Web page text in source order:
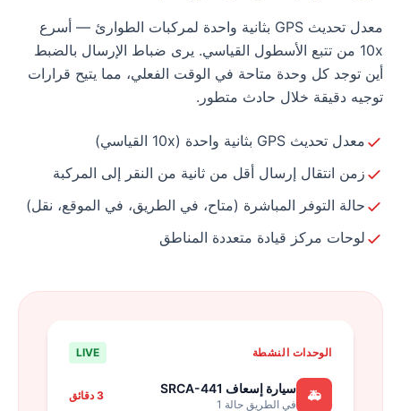
معدل تحديث GPS بثانية واحدة لمركبات الطوارئ — أسرع
10x من تتبع الأسطول القياسي. يرى ضباط الإرسال بالضبط
أين توجد كل وحدة متاحة في الوقت الفعلي، مما يتيح قرارات
توجيه دقيقة خلال حادث متطور.
معدل تحديث GPS بثانية واحدة (10x القياسي)
زمن انتقال إرسال أقل من ثانية من النقر إلى المركبة
حالة التوفر المباشرة (متاح، في الطريق، في الموقع، نقل)
لوحات مركز قيادة متعددة المناطق
الوحدات النشطة LIVE
🚑 سيارة إسعاف SRCA-441
في الطريق حالة 1
3 دقائق